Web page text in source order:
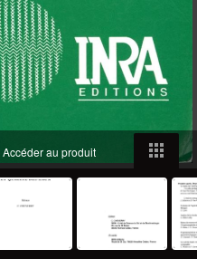
Accéder au produit